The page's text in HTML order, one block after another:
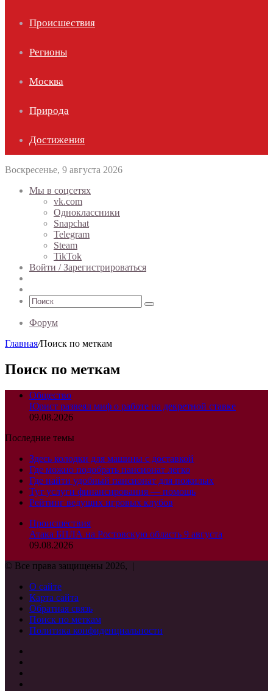
Происшествия
Регионы
Москва
Природа
Достижения
Воскресенье, 9 августа 2026
Мы в соцсетях
vk.com
Одноклассники
Snapchat
Telegram
Steam
TikTok
Войти / Зарегистрироваться
Поиск
Форум
Главная/Поиск по меткам
Поиск по меткам
Общество
Юрист развеял миф о работе на декретной ставке
09.08.2026
Последние темы
Здесь колодки для машины с доставкой
Где можно подобрать пансионат легко
Где найти удобный пансионат для пожилых
Тут услуги финансирования — помощь
Рейтинг ведущих игровых клубов
Происшествия
Атака БПЛА на Ростовскую область 9 августа
09.08.2026
© Все права защищены 2026, |
О сайте
Карта сайта
Обратная связь
Поиск по меткам
Политика конфиденциальности